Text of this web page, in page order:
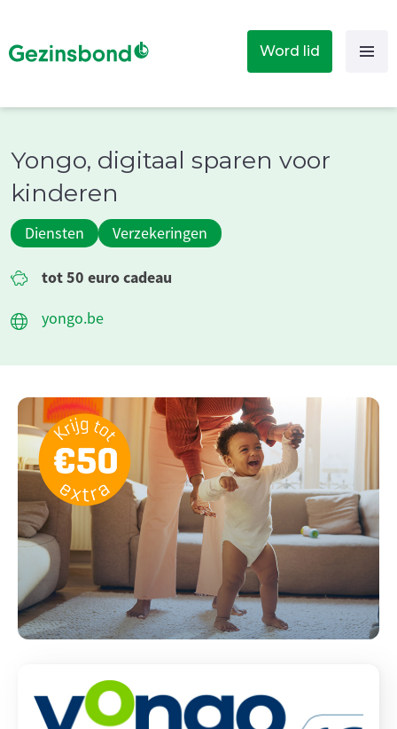
Word lid
Yongo, digitaal sparen voor
kinderen
Diensten Verzekeringen
tot 50 euro cadeau
yongo.be